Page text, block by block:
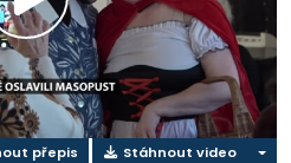
Přehrát
video
přepis Stáhnout video